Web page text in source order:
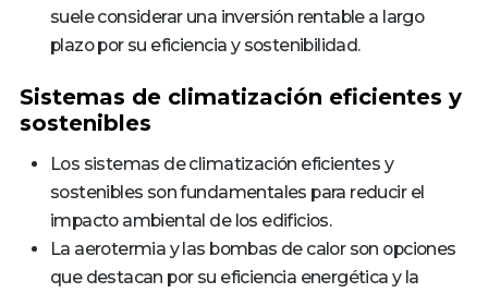
suele considerar una inversión rentable a largo
plazo por su eficiencia y sostenibilidad.
Sistemas de climatización eficientes y
sostenibles
Los sistemas de climatización eficientes y
sostenibles son fundamentales para reducir el
impacto ambiental de los edificios.
La aerotermia y las bombas de calor son opciones
que destacan por su eficiencia energética y la